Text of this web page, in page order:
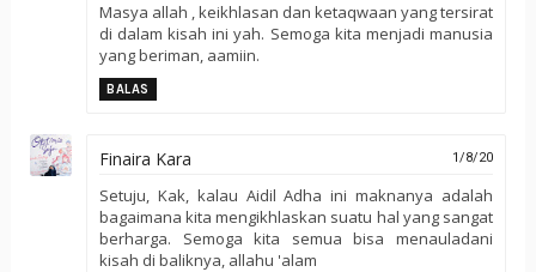
Masya allah , keikhlasan dan ketaqwaan yang tersirat
di dalam kisah ini yah. Semoga kita menjadi manusia
yang beriman, aamiin.
BALAS
Finaira Kara 1/8/20
Setuju, Kak, kalau Aidil Adha ini maknanya adalah
bagaimana kita mengikhlaskan suatu hal yang sangat
berharga. Semoga kita semua bisa menauladani
kisah di baliknya, allahu 'alam